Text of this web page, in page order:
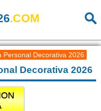
.COM
Personal Decorativa 2026
Decorativa 2026